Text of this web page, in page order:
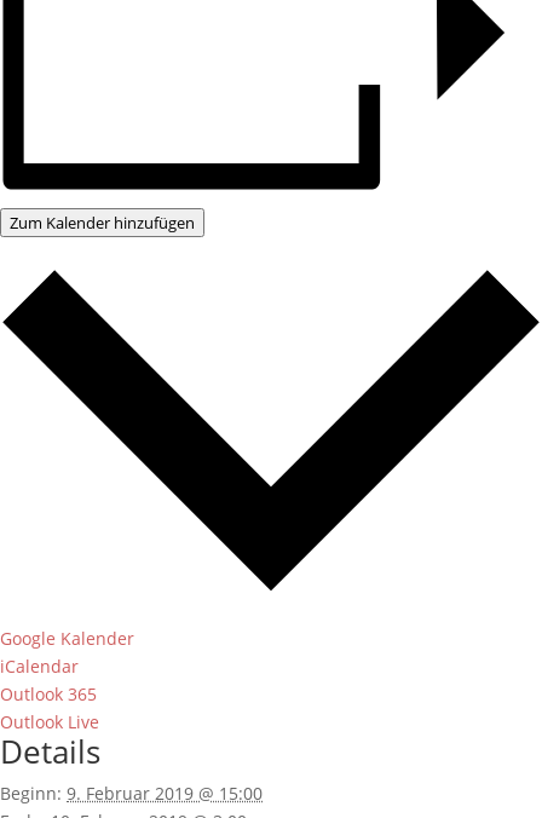
Zum Kalender hinzufügen
Google Kalender
iCalendar
Outlook 365
Outlook Live
Details
Beginn: 9. Februar 2019 @ 15:00